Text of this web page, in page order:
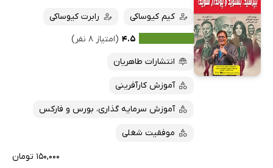
کیم کیوساکی
رابرت کیوساکی
۴.۵ (امتیاز ۸ نفر)
انتشارات طاهریان
آموزش کارآفرینی
آموزش سرمایه گذاری، بورس و فارکس
موفقیت شغلی
۱۵۰,۰۰۰ تومان